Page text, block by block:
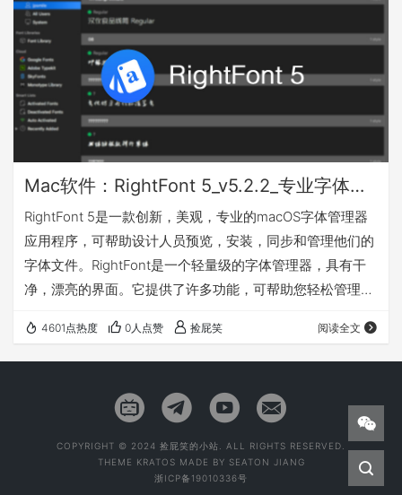
键入…
Mac软件：RightFont 5_v5.2.2_专业字体管理软件
RightFont 5是一款创新，美观，专业的macOS字体管理器
应用程序，可帮助设计人员预览，安装，同步和管理他们的
字体文件。RightFont是一个轻量级的字体管理器，具有干
净，漂亮的界面。它提供了许多功能，可帮助您轻松管理所
通过单击将任何字体标记为已加星标 创建和管理字体列表
直接在Adobe Creative Cloud（Photoshop，Illustrator，
4601点热度 0人点赞 捡屁笑 阅读全文
COPYRIGHT © 2024 捡屁笑的小站. ALL RIGHTS RESERVED.
THEME KRATOS MADE BY SEATON JIANG
浙ICP备19010336号